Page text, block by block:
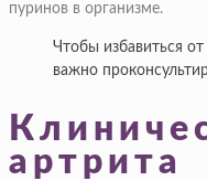
пуринов в организме.
Чтобы избавиться
важно
артрита